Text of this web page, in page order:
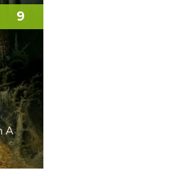
A
9